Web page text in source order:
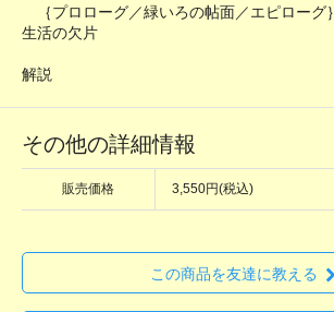
｛プロローグ／緑いろの帖面／エピローグ｝
生活の欠片
解説
その他の詳細情報
販売価格 3,550円(税込)
この商品を友達に教える